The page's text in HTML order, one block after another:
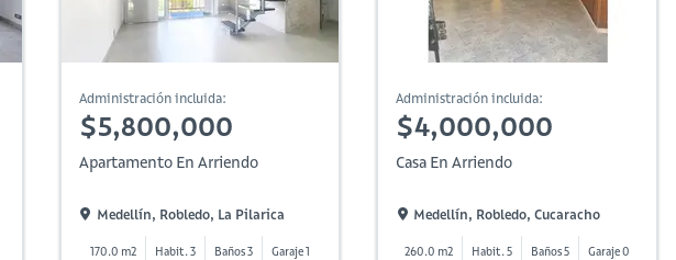
Administración incluida:
$5,800,000
Apartamento En Arriendo
Medellín, Robledo, La Pilarica
170.0 m2 Habit. 3 Baños 3 Garaje 1
Administración incluida:
$4,000,000
Casa En Arriendo
Medellín, Robledo, Cucaracho
260.0 m2 Habit. 5 Baños 5 Garaje 0